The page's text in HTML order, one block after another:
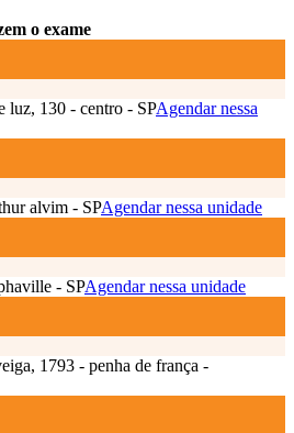
o exame
luz, 130 - centro - SPAgendar nessa
alvim - SPAgendar nessa unidade
- SPAgendar nessa unidade
1793 - penha de frança -